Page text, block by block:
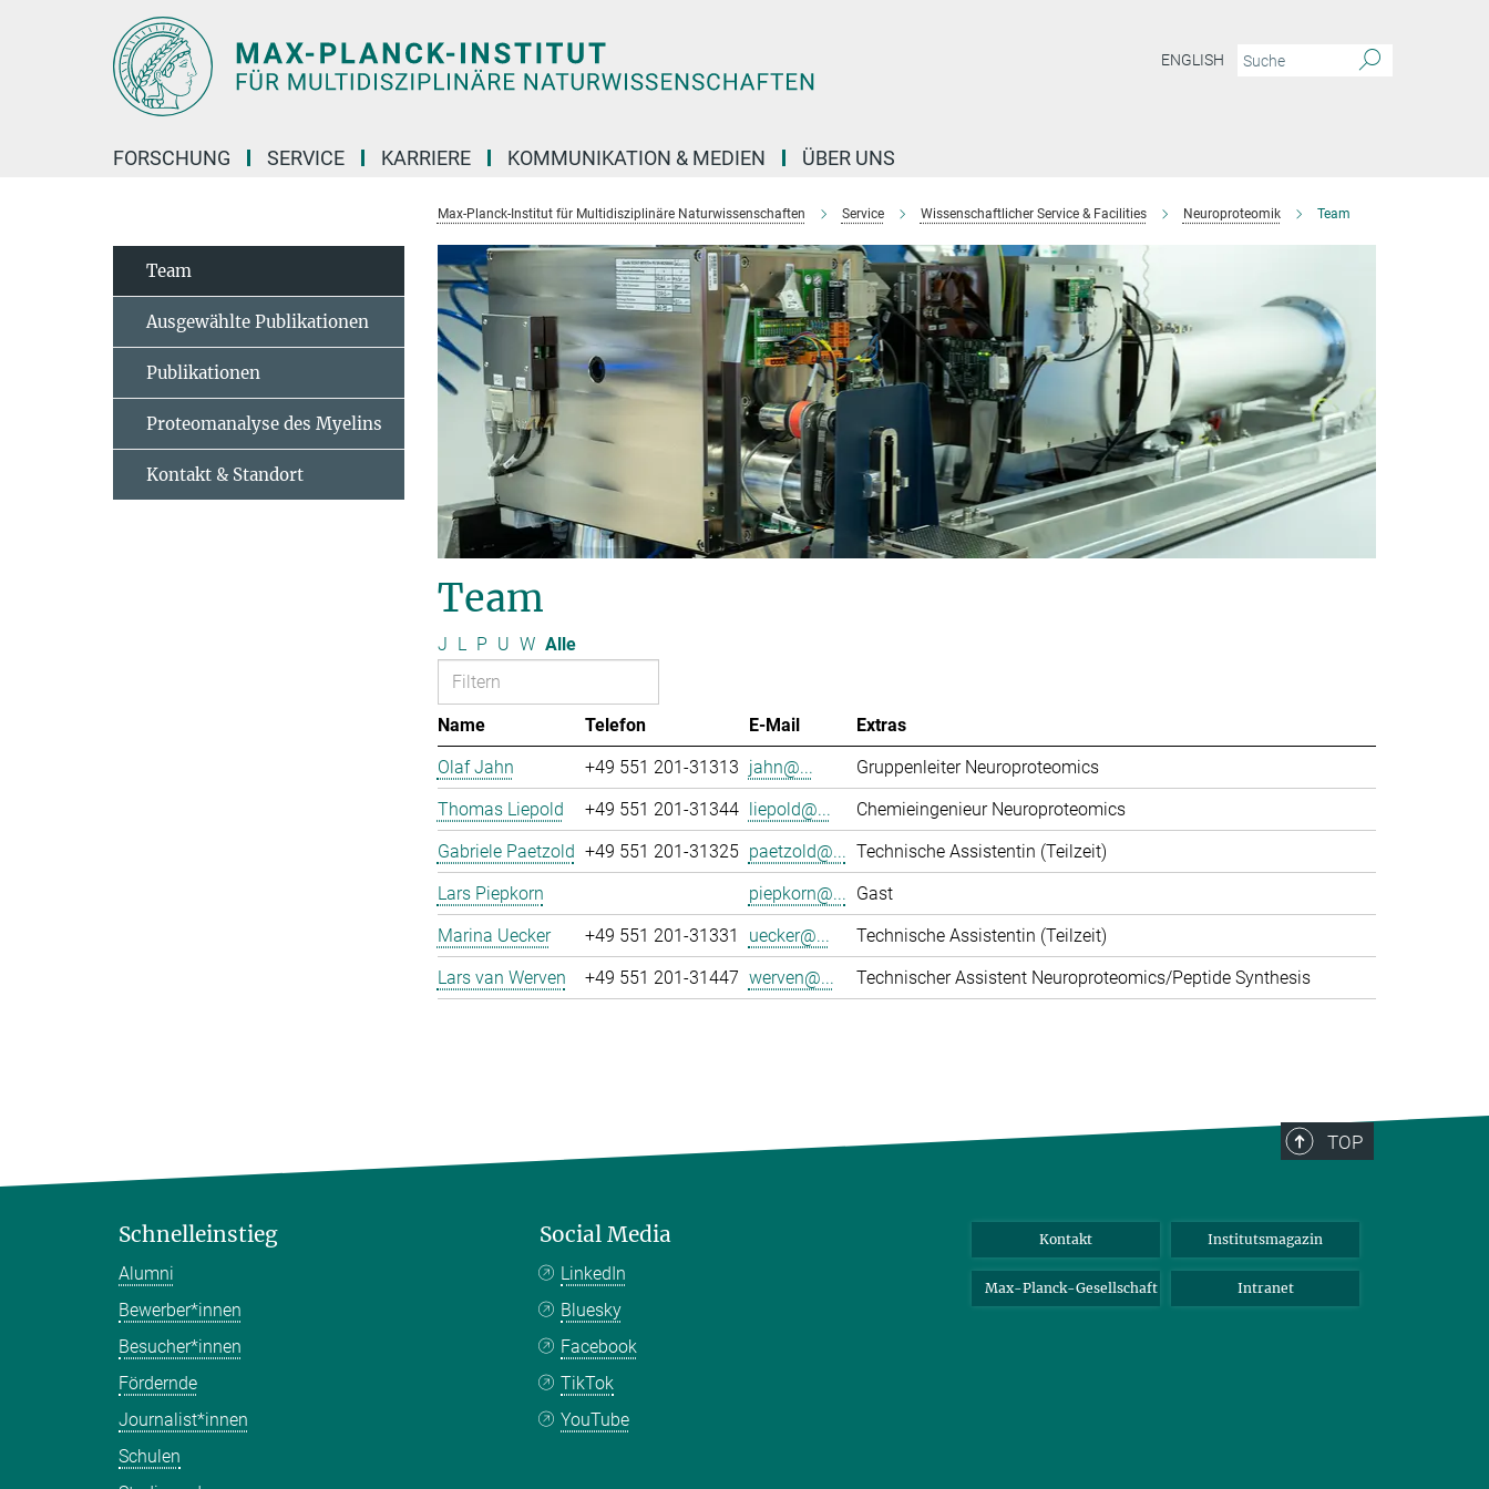
ENGLISH
FORSCHUNG SERVICE KARRIERE KOMMUNIKATION & MEDIEN ÜBER UNS
Max-Planck-Institut für Multidisziplinäre Naturwissenschaften Service Wissenschaftlicher Service & Facilities Neuroproteomik Team
Team
J L P U W Alle
Name Telefon E-Mail
Extras
Olaf Jahn
+49 551 201-31313 jahn@...
Gruppenleiter Neuroproteomics
Thomas Liepold
+49 551 201-31344 liepold@...
Chemieingenieur Neuroproteomics
Gabriele Paetzold +49 551 201-31325 paetzold@... Technische Assistentin (Teilzeit)
Lars Piepkorn
piepkorn@... Gast
Marina Uecker
+49 551 201-31331 uecker@...
Technische Assistentin (Teilzeit)
Lars van Werven
+49 551 201-31447 werven@... Technischer Assistent Neuroproteomics/Peptide Synthesis
Team
Ausgewählte Publikationen
Publikationen
Proteomanalyse des Myelins
Kontakt & Standort
TOP
Schnelleinstieg
Alumni
Bewerber*innen
Besucher*innen
Fördernde
Journalist*innen
Schulen
Social Media
LinkedIn
Bluesky
Facebook
TikTok
YouTube
Kontakt Institutsmagazin
Max-Planck-Gesellschaft Intranet